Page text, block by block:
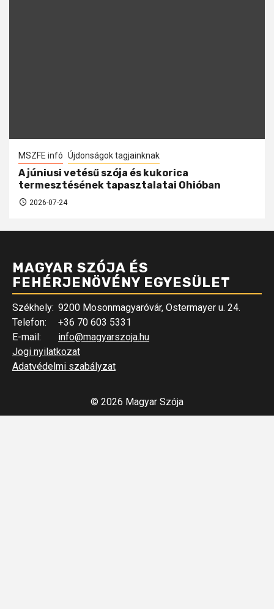
MSZFE infó Újdonságok tagjainknak
A júniusi vetésű szója és kukorica
termesztésének tapasztalatai Ohióban
2026-07-24
MAGYAR SZÓJA ÉS
FEHÉRJENÖVÉNY EGYESÜLET
Székhely: 9200 Mosonmagyaróvár, Ostermayer u. 24.
Telefon:
+36 70 603 5331
E-mail:
info@magyarszoja.hu
Jogi nyilatkozat
Adatvédelmi szabályzat
© 2026 Magyar Szója